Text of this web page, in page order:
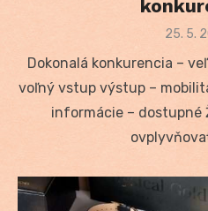
Posted
25. 5.
Dokonalá konkurencia –
voľný vstup výstup –
informácie – dostupné